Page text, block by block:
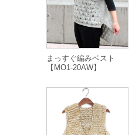
まっすぐ編みベスト
【MO1-20AW】